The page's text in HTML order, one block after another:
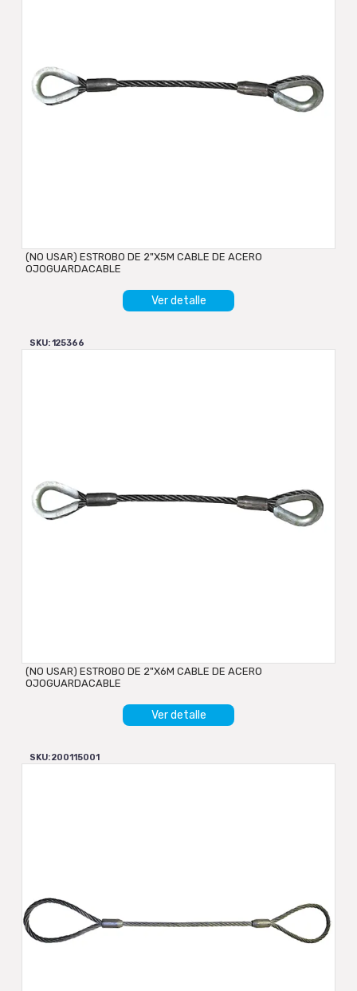
(NO USAR) ESTROBO DE 2"X5M CABLE DE ACERO
OJOGUARDACABLE
Ver detalle
SKU: 125366
(NO USAR) ESTROBO DE 2"X6M CABLE DE ACERO
OJOGUARDACABLE
Ver detalle
SKU: 200115001